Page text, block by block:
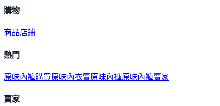
購物
商品店鋪
熱門
原味內褲購買原味內衣賣原味內褲原味內褲賣家
賣家